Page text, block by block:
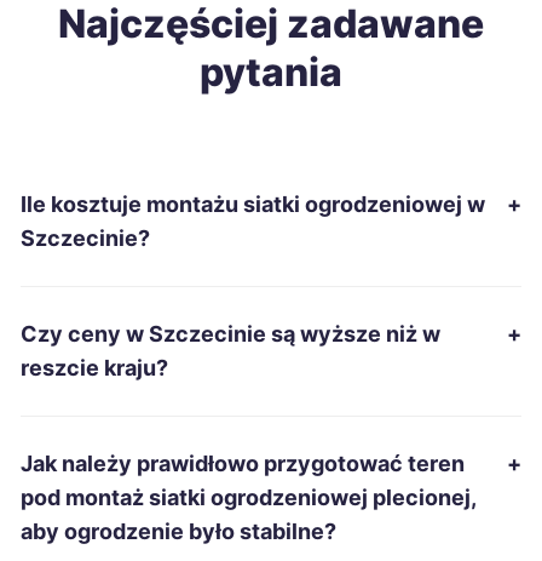
Lublin 56 zł
Jelenia Góra 57 zł
Tczew
Siemianowice Śląskie 57 zł
Najczęściej zadawane
pytania
Ile kosztuje montażu siatki ogrodzeniowej w
Szczecinie?
+
Czy ceny w Szczecinie są wyższe niż w
reszcie kraju?
+
Jak należy prawidłowo przygotować teren
pod montaż siatki ogrodzeniowej plecionej,
aby ogrodzenie było stabilne?
+